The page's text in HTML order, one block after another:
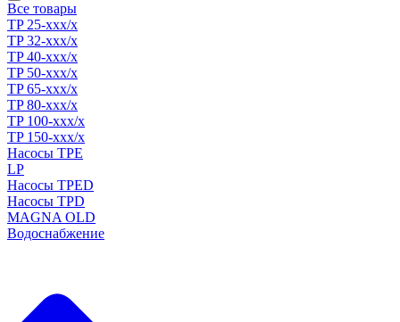
Все товары
TP 25-xxx/x
TP 32-xxx/x
TP 40-xxx/x
TP 50-xxx/x
TP 65-xxx/x
TP 80-xxx/x
TP 100-xxx/x
TP 150-xxx/x
Насосы TPE
LP
Насосы TPED
Насосы TPD
MAGNA OLD
Водоснабжение